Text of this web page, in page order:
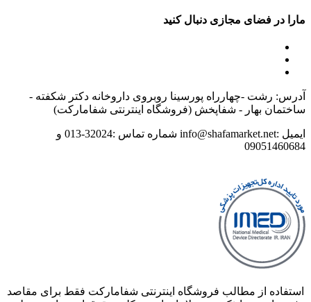
مارا در فضای مجازی دنبال کنید
آدرس: رشت -چهارراه پورسینا روبروی داروخانه دکتر شکفته -
ساختمان بهار - شفاپخش (فروشگاه اینترنتی شفامارکت)
ایمیل :info@shafamarket.net شماره تماس :32024-013 و
09051460684
استفاده از مطالب فروشگاه اینترنتی شفامارکت فقط برای مقاصد